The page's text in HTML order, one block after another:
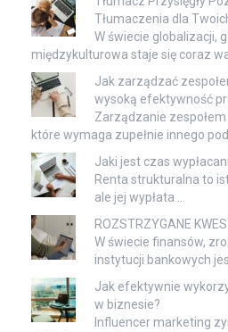
Tłumaczenia dla
W świecie globalizacji,
międzykulturowa staje się coraz
Jak zarządzać
wysoką efektywność
Zarządzanie
które wymaga zupełnie innego
Jaki jest czas
Renta strukturalna to
ale jej wypłata …
ROZSTRZYGANE
W świecie finansów,
instytucji bankowych
Jak efektywnie
w biznesie?
Influencer marketing